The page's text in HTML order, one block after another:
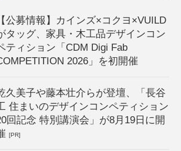
【公募情報】カインズ×コクヨ×VUILD
タッグ、家具・木工品デザインコン
ティション「CDM Digi Fab
2026」を初開催
久美子や藤本壮介らが登壇、「長谷
住まいのデザインコンペティション
回記念 特別講演会」が8月19日に開
[PR]